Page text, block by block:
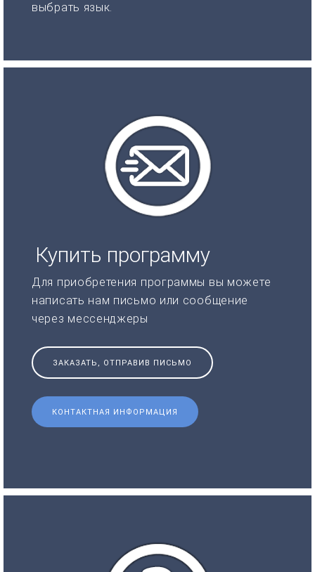
выбрать язык.
Купить программу
Для приобретения программы вы можете
написать нам письмо или сообщение
через мессенджеры
ЗАКАЗАТЬ, ОТПРАВИВ ПИСЬМО
КОНТАКТНАЯ ИНФОРМАЦИЯ